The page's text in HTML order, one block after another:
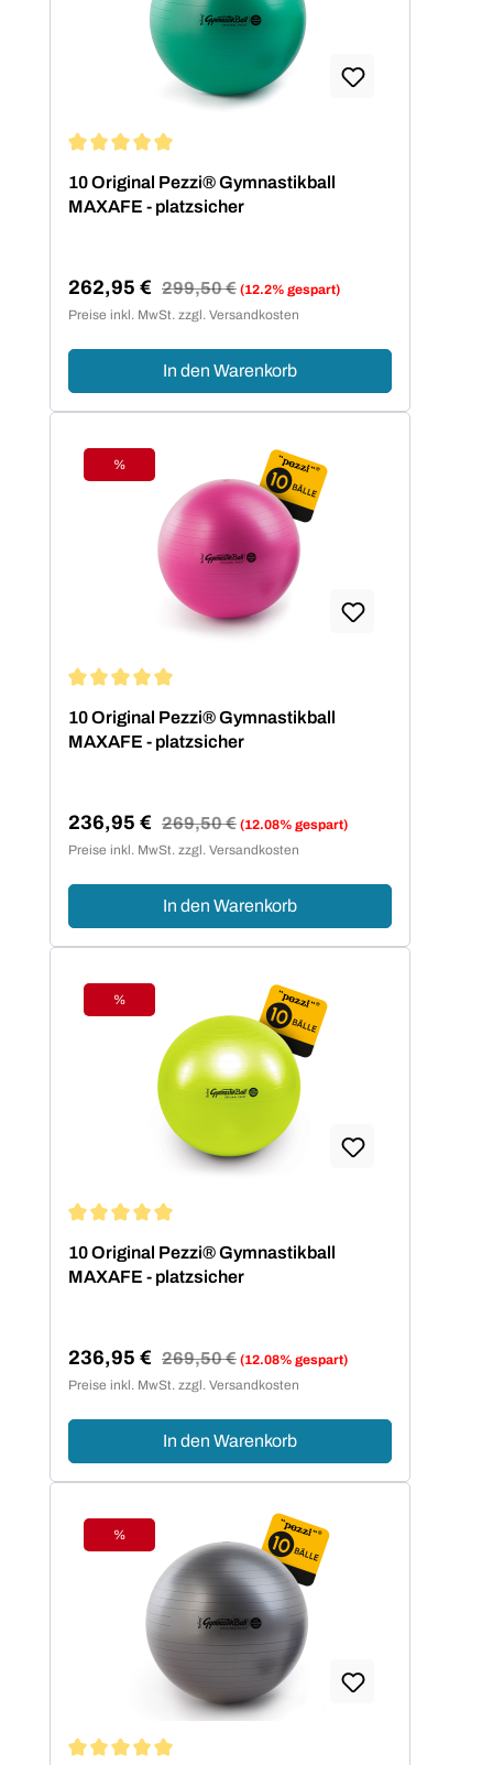
10 Original Pezzi® Gymnastikball
MAXAFE - platzsicher
Verkaufspreis:
262,95 € Regulärer Preis:
299,50 € (12.2% gespart)
Preise inkl. MwSt. zzgl. Versandkosten
In den Warenkorb
Rabatt
%
10 Original Pezzi® Gymnastikball
MAXAFE - platzsicher
Verkaufspreis:
236,95 € Regulärer Preis:
269,50 € (12.08% gespart)
Preise inkl. MwSt. zzgl. Versandkosten
In den Warenkorb
Rabatt
%
10 Original Pezzi® Gymnastikball
MAXAFE - platzsicher
Verkaufspreis:
236,95 € Regulärer Preis:
269,50 € (12.08% gespart)
Preise inkl. MwSt. zzgl. Versandkosten
In den Warenkorb
Rabatt
%